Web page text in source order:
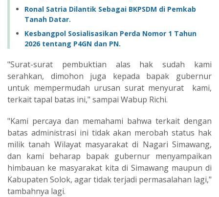
Ronal Satria Dilantik Sebagai BKPSDM di Pemkab
Tanah Datar.
Kesbangpol Sosialisasikan Perda Nomor 1 Tahun
2026 tentang P4GN dan PN.
"Surat-surat pembuktian alas hak sudah kami
serahkan, dimohon juga kepada bapak gubernur
untuk mempermudah urusan surat menyurat kami,
terkait tapal batas ini," sampai Wabup Richi.
"Kami percaya dan memahami bahwa terkait dengan
batas administrasi ini tidak akan merobah status hak
milik tanah Wilayat masyarakat di Nagari Simawang,
dan kami beharap bapak gubernur menyampaikan
himbauan ke masyarakat kita di Simawang maupun di
Kabupaten Solok, agar tidak terjadi permasalahan lagi,"
tambahnya lagi.